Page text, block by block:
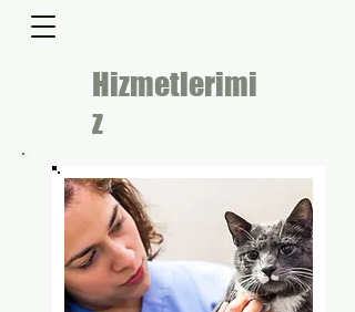
Hizmetlerimi
z